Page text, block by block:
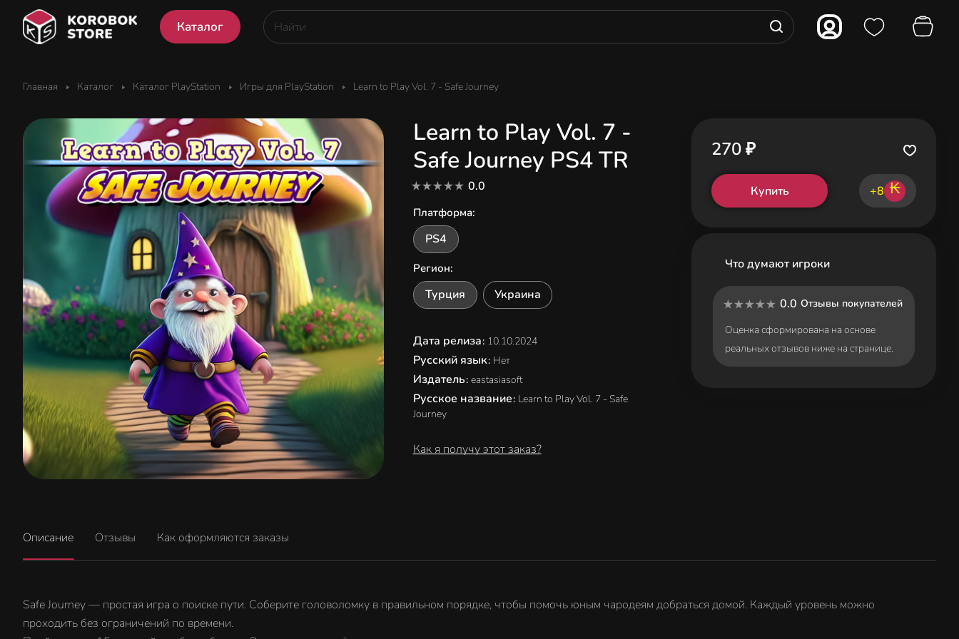
Каталог
Главная Каталог Каталог PlayStation Игры для PlayStation Learn to Play Vol. 7 - Safe Journey
Learn to Play Vol. 7 -
Safe Journey PS4 TR
0.0
Платформа:
PS4
Регион:
Турция Украина
Дата релиза: 10.10.2024
Русский язык: Нет
Издатель: eastasiasoft
Русское название: Learn to Play Vol. 7 - Safe
Journey
Как я получу этот заказ?
270 ₽
Купить +8 ₭
Что думают игроки
0.0 Отзывы покупателей
Оценка сформирована на основе
реальных отзывов ниже на странице.
Описание Отзывы Как оформляются заказы
Safe Journey — простая игра о поиске пути. Соберите головоломку в правильном порядке, чтобы помочь юным чародеям добраться домой. Каждый уровень можно
проходить без ограничений по времени.